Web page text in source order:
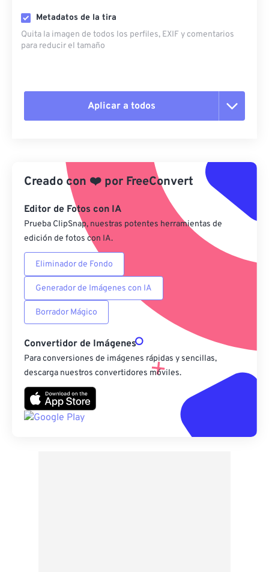
Metadatos de la tira
Quita la imagen de todos los perfiles, EXIF ​​y comentarios
para reducir el tamaño
Aplicar a todos
Aplicar desde el ajuste preestablecido
Guardar como preestablecido
Creado con ❤️ por FreeConvert
Editor de Fotos con IA
Prueba ClipSnap, nuestras potentes herramientas de
edición de fotos con IA.
Eliminador de Fondo
Generador de Imágenes con IA
Borrador Mágico
Convertidor de Imágenes
Para conversiones de imágenes rápidas y sencillas,
descarga nuestros convertidores móviles.